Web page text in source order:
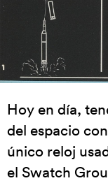
Hoy en día,
del espacio
único reloj
el Swatch